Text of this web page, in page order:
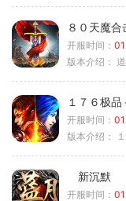
８０天魔合
开服时间：
版本介绍：
１７６极品
开服时间：
版本介绍：
新沉默
开服时间：